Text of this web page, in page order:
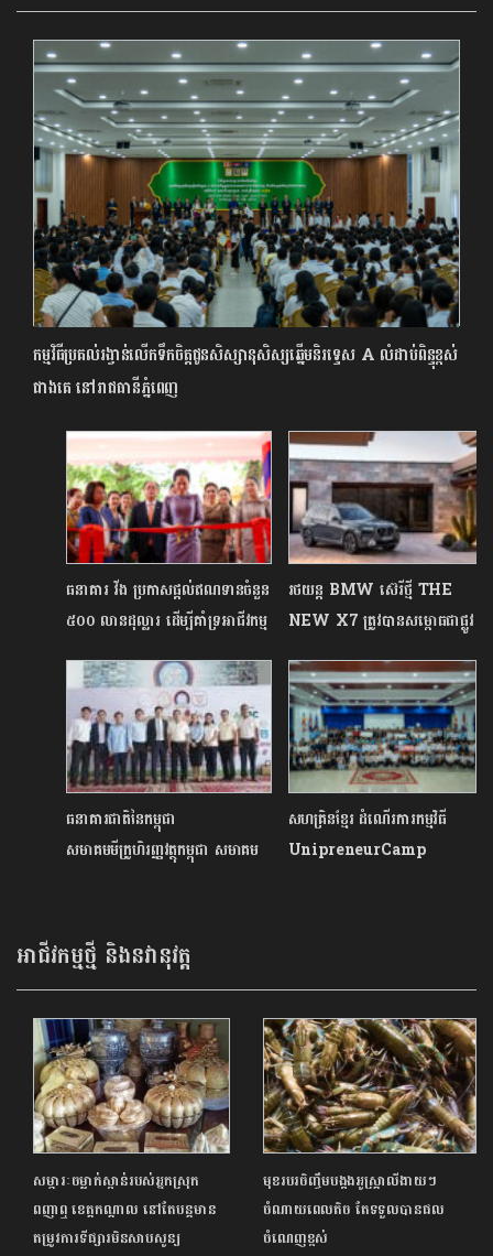
កម្មវិធីប្រគល់រង្វាន់លើកទឹកចិត្តជូនសិស្សានុសិស្សឆ្នើមនិរទ្ទេស A លំដាប់ពិន្ទុខ្ពស់
ជាងគេ នៅរាជធានីភ្នំពេញ
ធនាគារ វីង ប្រកាស​ផ្តល់ឥណទានចំនួន
៥០០ លានដុល្លារ ដើម្បីគាំទ្រអាជីវកម្ម
រថយន្ត BMW ស៊េរីថ្មី THE
NEW X7 ត្រូវបានសម្ពោធជាផ្លូវ
ធនាគារជាតិនៃកម្ពុជា
សមាគមមីក្រូហិរញ្ញវត្ថុកម្ពុជា សមាគម
«សង្គ្រោះជីវិតខ្ញុំ»
សហគ្រិនខ្មែរ ដំណើរការកម្មវិធី
UnipreneurCamp
អាជីវកម្មថ្មី និងនវានុវត្ត
សម្ភារៈចម្លាក់ស្ពាន់របស់អ្នកស្រុក
ពញាឮ ខេត្តកណ្តាល នៅតែបន្តមាន
តម្រូវការទីផ្សារមិនសាបសូន្យ
មុខរបរចិញ្ចឹមបង្កងអូស្ត្រាលីងាយៗ
ចំណាយពេលតិច តែទទួលបានផល
ចំណេញខ្ពស់